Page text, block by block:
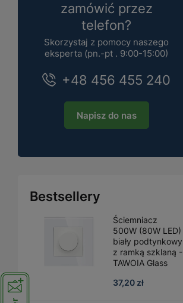
zamówić przez
telefon?
Skorzystaj z pomocy naszego
eksperta (pn.-pt . 9:00-15:00)
+48 456 455 240
Napisz do nas
Bestsellery
Ściemniacz
500W (80W LED)
biały podtynkowy
z ramką szklaną -
TAWOIA Glass
37,20 zł